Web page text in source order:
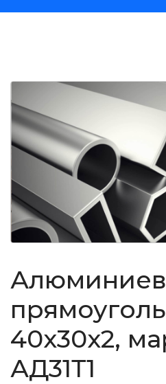
40x30x2,
АД31Т1